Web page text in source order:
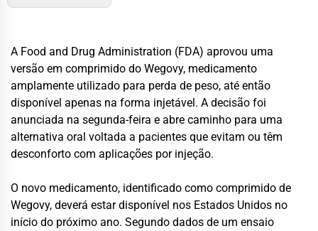
A Food and Drug Administration (FDA) aprovou uma
versão em comprimido do Wegovy, medicamento
amplamente utilizado para perda de peso, até então
disponível apenas na forma injetável. A decisão foi
anunciada na segunda-feira e abre caminho para uma
alternativa oral voltada a pacientes que evitam ou têm
desconforto com aplicações por injeção.
O novo medicamento, identificado como comprimido de
Wegovy, deverá estar disponível nos Estados Unidos no
início do próximo ano. Segundo dados de um ensaio